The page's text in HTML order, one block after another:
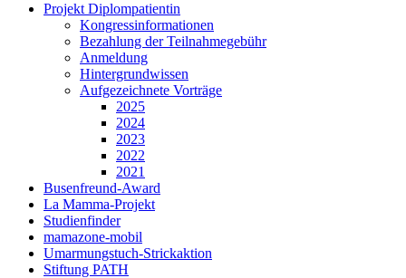
Projekt Diplompatientin
Kongressinformationen
Bezahlung der Teilnahmegebühr
Anmeldung
Hintergrundwissen
Aufgezeichnete Vorträge
2025
2024
2023
2022
2021
Busenfreund-Award
La Mamma-Projekt
Studienfinder
mamazone-mobil
Umarmungstuch-Strickaktion
Stiftung PATH